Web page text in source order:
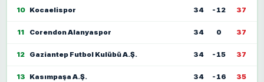
10 Kocaelispor 34 -12 37
11 Corendon Alanyaspor 34 0 37
12 Gaziantep Futbol Kulübü A.Ş. 34 -15 37
13 Kasımpaşa A.Ş. 34 -16 35